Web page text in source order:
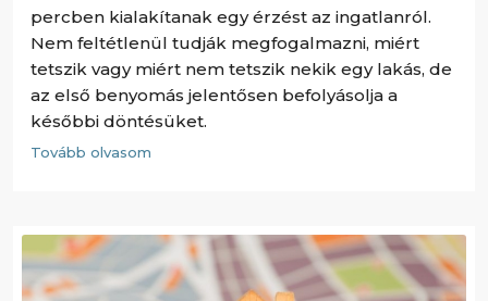
percben kialakítanak egy érzést az ingatlanról.
Nem feltétlenül tudják megfogalmazni, miért
tetszik vagy miért nem tetszik nekik egy lakás, de
az első benyomás jelentősen befolyásolja a
későbbi döntésüket.
Tovább olvasom